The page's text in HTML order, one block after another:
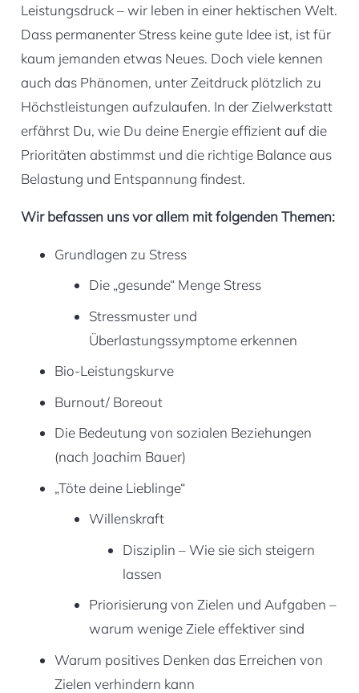
Leistungsdruck – wir leben in einer hektischen Welt.
Dass permanenter Stress keine gute Idee ist, ist für
kaum jemanden etwas Neues. Doch viele kennen
auch das Phänomen, unter Zeitdruck plötzlich zu
Höchstleistungen aufzulaufen. In der Zielwerkstatt
erfährst Du, wie Du deine Energie effizient auf die
Prioritäten abstimmst und die richtige Balance aus
Belastung und Entspannung findest.
Wir befassen uns vor allem mit folgenden Themen:
Grundlagen zu Stress
Die „gesunde“ Menge Stress
Stressmuster und
Überlastungssymptome erkennen
Bio-Leistungskurve
Burnout/ Boreout
Die Bedeutung von sozialen Beziehungen
(nach Joachim Bauer)
„Töte deine Lieblinge“
Willenskraft
Disziplin – Wie sie sich steigern
lassen
Priorisierung von Zielen und Aufgaben –
warum wenige Ziele effektiver sind
Warum positives Denken das Erreichen von
Zielen verhindern kann